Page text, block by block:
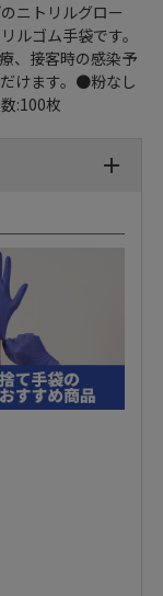
ニトリルグロー
ルゴム手袋です。
、接客時の感染予
けます。●粉なし
:100枚